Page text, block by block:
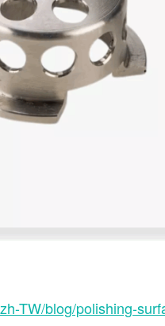
TW/blog/polishing-